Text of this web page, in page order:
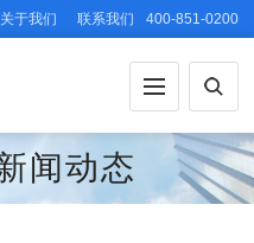
关于我们 联系我们 400-851-0200
闻动态